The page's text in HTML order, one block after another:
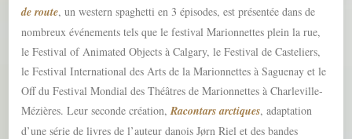
de route, un western spaghetti en 3 épisodes, est présentée dans de
nombreux événements tels que le festival Marionnettes plein la rue,
le Festival of Animated Objects à Calgary, le Festival de Casteliers,
le Festival International des Arts de la Marionnettes à Saguenay et le
Off du Festival Mondial des Théâtres de Marionnettes à Charleville-
Mézières. Leur seconde création,Racontars arctiques, adaptation
d’une série de livres de l’auteur danois Jørn Riel et des bandes